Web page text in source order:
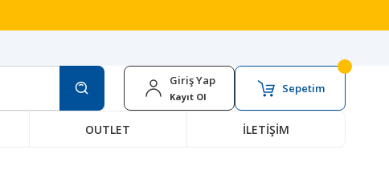
Giriş Yap
Kayıt Ol
Sepetim
OUTLET İLETİŞİM